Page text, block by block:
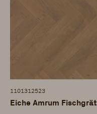
1101312523
Eiche Amrum Fischgrät